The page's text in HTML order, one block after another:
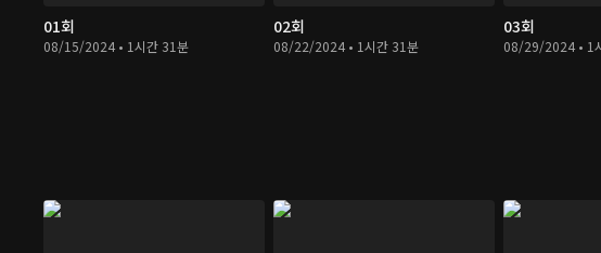
01회
08/15/2024 • 1시간 31분
02회
08/22/2024 • 1시간 31분
03회
08/29/2024 • 1